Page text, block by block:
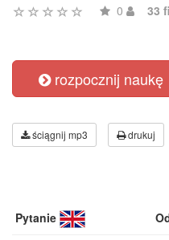
0 33
rozpocznij naukę
ściągnij mp3 drukuj
Pytanie